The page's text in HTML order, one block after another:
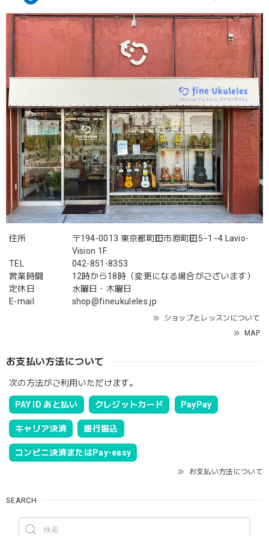
住所
〒194-0013 東京都町田市原町田5−1−4 Lavio-
Vision 1F
TEL
042-851-8353
営業時間
12時から18時（変更になる場合がございます）
定休日
水曜日・木曜日
E-mail
shop@fineukuleles.jp
ショップとレッスンについて
MAP
お支払い方法について
次の方法がご利用いただけます。
PAY ID あと払い クレジットカード PayPay
キャリア決済 銀行振込
コンビニ決済またはPay-easy
お支払い方法について
SEARCH